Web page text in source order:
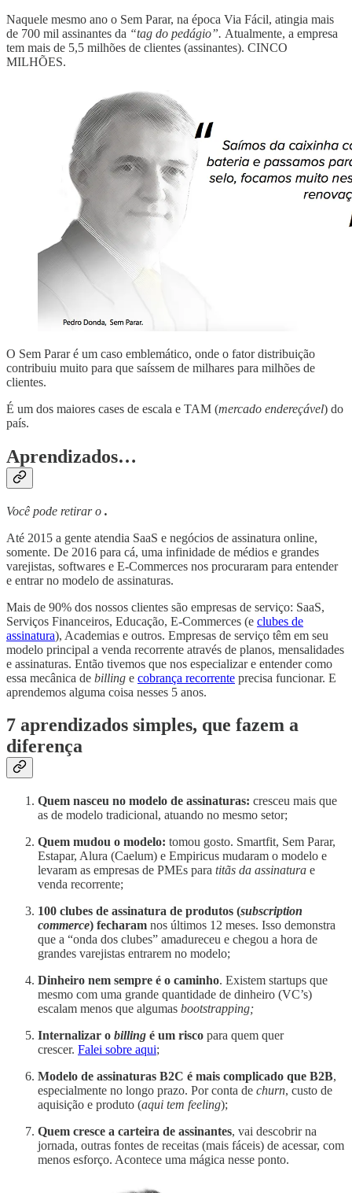
Naquele mesmo ano o Sem Parar, na época Via Fácil, atingia mais
de 700 mil assinantes da “tag do pedágio”. Atualmente, a empresa
tem mais de 5,5 milhões de clientes (assinantes). CINCO
MILHÕES.
O Sem Parar é um caso emblemático, onde o fator distribuição
contribuiu muito para que saíssem de milhares para milhões de
clientes.
É um dos maiores cases de escala e TAM (mercado endereçável) do
país.
Aprendizados…
Você pode retirar o .
Até 2015 a gente atendia SaaS e negócios de assinatura online,
somente. De 2016 para cá, uma infinidade de médios e grandes
varejistas, softwares e E-Commerces nos procuraram para entender
e entrar no modelo de assinaturas.
Mais de 90% dos nossos clientes são empresas de serviço: SaaS,
Serviços Financeiros, Educação, E-Commerces (e clubes de
assinatura), Academias e outros. Empresas de serviço têm em seu
modelo principal a venda recorrente através de planos, mensalidades
e assinaturas. Então tivemos que nos especializar e entender como
essa mecânica de billing e cobrança recorrente precisa funcionar. E
aprendemos alguma coisa nesses 5 anos.
7 aprendizados simples, que fazem a
diferença
Quem nasceu no modelo de assinaturas: cresceu mais que
as de modelo tradicional, atuando no mesmo setor;
Quem mudou o modelo: tomou gosto. Smartfit, Sem Parar,
Estapar, Alura (Caelum) e Empiricus mudaram o modelo e
levaram as empresas de PMEs para titãs da assinatura e
venda recorrente;
100 clubes de assinatura de produtos (subscription
commerce) fecharam nos últimos 12 meses. Isso demonstra
que a “onda dos clubes” amadureceu e chegou a hora de
grandes varejistas entrarem no modelo;
Dinheiro nem sempre é o caminho. Existem startups que
mesmo com uma grande quantidade de dinheiro (VC’s)
escalam menos que algumas bootstrapping;
Internalizar o billing é um risco para quem quer
crescer. Falei sobre aqui;
Modelo de assinaturas B2C é mais complicado que B2B,
especialmente no longo prazo. Por conta de churn, custo de
aquisição e produto (aqui tem feeling);
Quem cresce a carteira de assinantes, vai descobrir na
jornada, outras fontes de receitas (mais fáceis) de acessar, com
menos esforço. Acontece uma mágica nesse ponto.